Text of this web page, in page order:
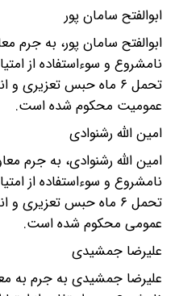
ابوالفتح سامان پور
ابوالفتح سامان پور، به
نامشروع و سوءاستفاده از
تحمل ۶ ماه حبس
عمومیت محکوم شده است.
امین الله رشنوادی
امین الله رشنوادی، به جرم
نامشروع و سوءاستفاده از
تحمل ۶ ماه حبس
عمومی محکوم شده است.
علیرضا جمشیدی
علیرضا جمشیدی به جرم به